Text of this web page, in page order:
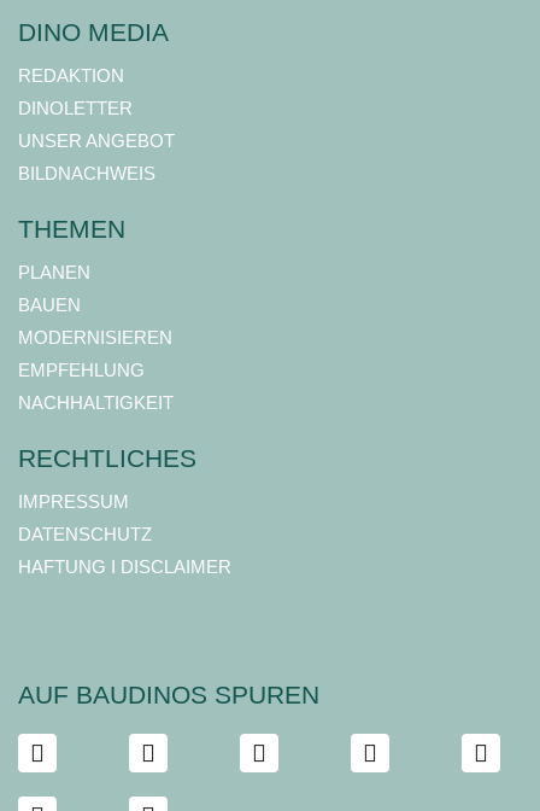
DINO MEDIA
REDAKTION
DINOLETTER
UNSER ANGEBOT
BILDNACHWEIS
THEMEN
PLANEN
BAUEN
MODERNISIEREN
EMPFEHLUNG
NACHHALTIGKEIT
RECHTLICHES
IMPRESSUM
DATENSCHUTZ
HAFTUNG I DISCLAIMER
AUF BAUDINOS SPUREN